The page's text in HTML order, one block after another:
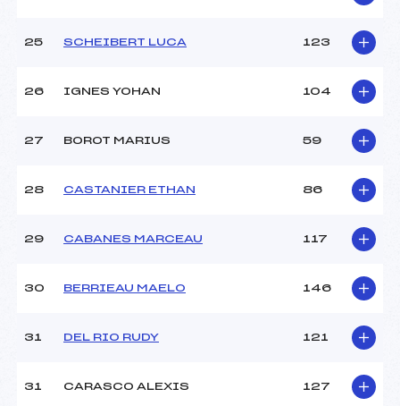
25 SCHEIBERT LUCA 123
26 IGNES YOHAN 104
27 BOROT MARIUS 59
28 CASTANIER ETHAN 86
29 CABANES MARCEAU 117
30 BERRIEAU MAELO 146
31 DEL RIO RUDY 121
31 CARASCO ALEXIS 127